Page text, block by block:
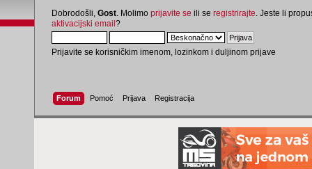
Dobrodošli, Gost . Molimo prijavite se ili se registrirajte . Jeste li
aktivacijski email?
Prijavite se korisničkim imenom, lozinkom i duljinom prijave
Forum Pomoć Prijava Registracija